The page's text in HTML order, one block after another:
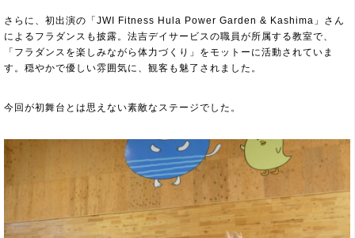
さらに、初出演の「JWI Fitness Hula Power Garden & Kashima」さん
によるフラダンスも披露。法吉デイサービスの職員が所属する教室で、
「フラダンスを楽しみながら体力づくり」をモットーに活動されていま
す。穏やかで優しい雰囲気に、観客も魅了されました。
今回が初舞台とは思えない素敵なステージでした。